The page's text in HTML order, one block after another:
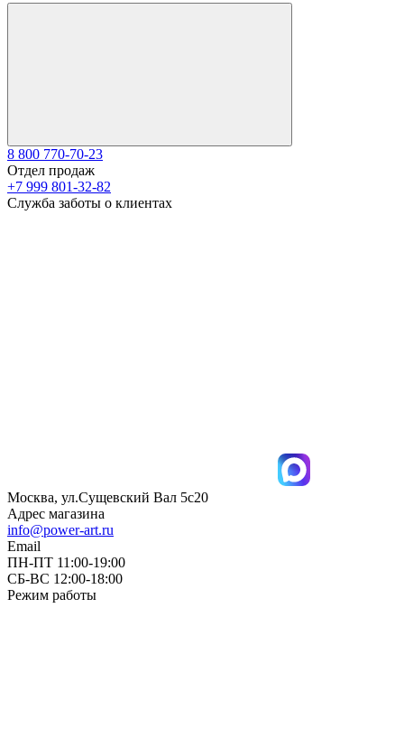
8 800 770-70-23
Отдел продаж
+7 999 801-32-82
Служба заботы о клиентах
Москва, ул.Сущевский Вал 5с20
Адрес магазина
info@power-art.ru
Email
ПН-ПТ 11:00-19:00
СБ-ВС 12:00-18:00
Режим работы